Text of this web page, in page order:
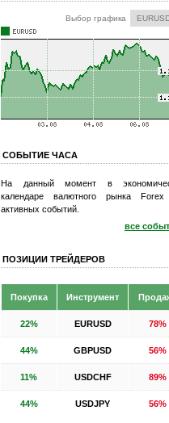
Выбор графика
СОБЫТИЕ ЧАСА
На данный момент в
календаре валютного рынка
активных событий.
все
ПОЗИЦИИ ТРЕЙДЕРОВ
Покупка Инструмент
22% EURUSD 78%
44% GBPUSD 56%
11% USDCHF 89%
44% USDJPY 56%